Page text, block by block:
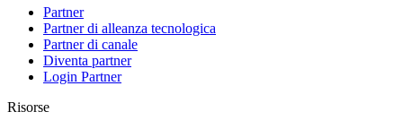
Partner
Partner di alleanza tecnologica
Partner di canale
Diventa partner
Login Partner
Risorse